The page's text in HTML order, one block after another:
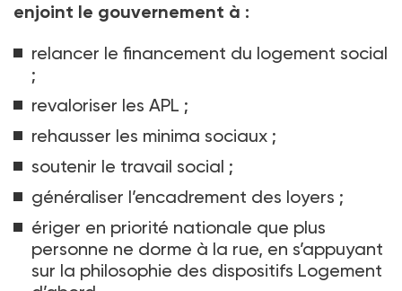
enjoint le gouvernement à :
relancer le financement du logement social
;
revaloriser les APL ;
rehausser les minima sociaux ;
soutenir le travail social ;
généraliser l’encadrement des loyers ;
ériger en priorité nationale que plus
personne ne dorme à la rue, en s’appuyant
sur la philosophie des dispositifs Logement